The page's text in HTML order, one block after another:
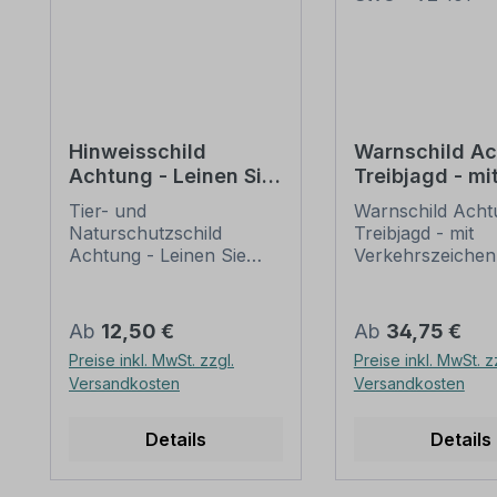
Hinweisschild
Achtung - Leinen Sie
bitte Ihre Hunde an -
Kombi
Tier- und
Naturschutzschild
Achtung - Leinen Sie
Zusatztext. Die
Bedeutung einzelner
Verkehrszeichen nach
StVO entspricht nicht
Anforderungen, so dass
Informationen
Regulärer Preis:
Ab 12,50 €
Preise inkl. MwSt. zzgl.
Versandkosten
Details
Warnschild
Treibjagd - mit
nach StVO -
Warnschild
Treibjagd - mit
Zusatztext.
Passanten vor der
Gefahr beim
von Gebieten, in
Bedeutung
StVO entspricht
Regulärer Preis:
Ab 34,75 €
Preise inkl. MwSt.
Versandkosten
Details